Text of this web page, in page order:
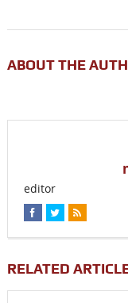
ABOUT THE
editor
RELATED